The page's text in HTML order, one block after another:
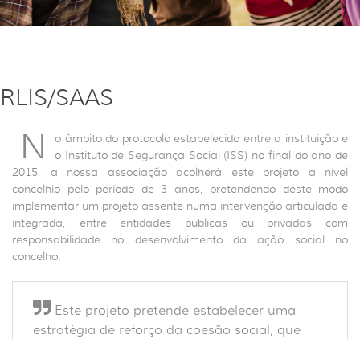
RLIS/SAAS
N
o âmbito do protocolo estabelecido entre a instituição e
o Instituto de Segurança Social (ISS) no final do ano de
2015, a nossa associação acolherá este projeto a nível
concelhio pelo período de 3 anos, pretendendo deste modo
implementar um projeto assente numa intervenção articulada e
integrada, entre entidades públicas ou privadas com
responsabilidade no desenvolvimento da ação social no
concelho.
Este projeto pretende estabelecer uma
estratégia de reforço da coesão social, que